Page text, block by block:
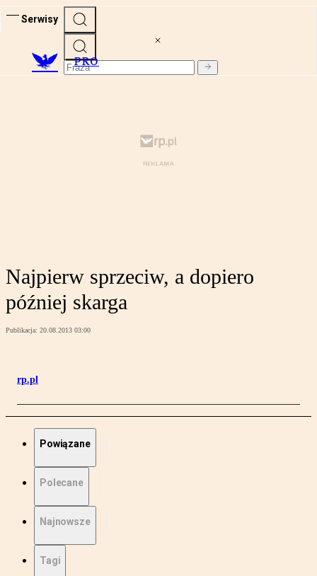
Serwisy
PRO
Najpierw sprzeciw, a dopiero
później skarga
Publikacja: 20.08.2013 03:00
rp.pl
Powiązane
Polecane
Najnowsze
Tagi